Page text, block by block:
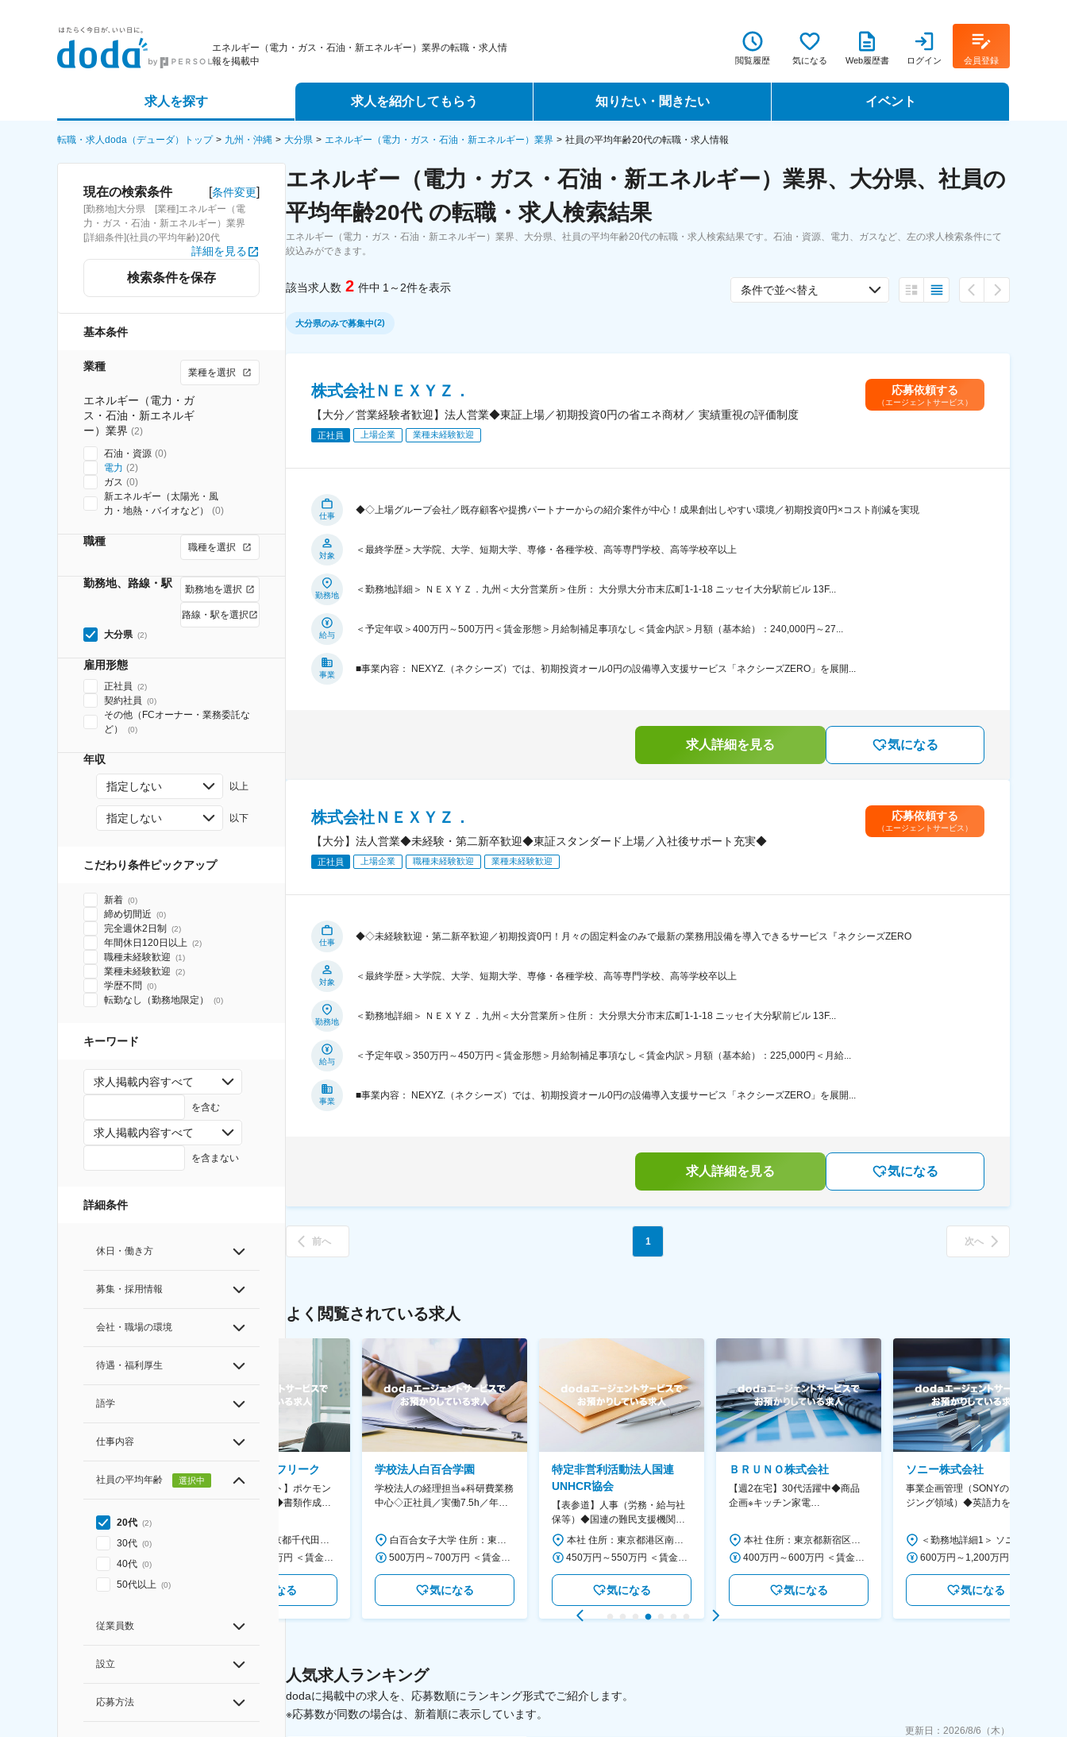
エネルギー（電力・ガス・石油・新エネルギー）業界の転職・求人情
報を掲載中
閲覧履歴 気になる Web履歴書 ログイン 会員登録
求人を探す
詳細条件から探す
求人特集から探す
求人を紹介してもらう
エージェントサービス
スカウトサービス
パートナーエージェントサービス
知りたい・聞きたい
転職ノウハウ
データで見る転職
コラム・インタビュー
イベント
転職フェア
転職・求人doda（デューダ）トップ 九州・沖縄 大分県 エネルギー（電力・ガス・石油・新エネルギー）業界 社員の平均年齢20代の転職・求人情報
現在の検索条件 [条件変更]
[勤務地]大分県 [業種]エネルギー（電
力・ガス・石油・新エネルギー）業界
[詳細条件](社員の平均年齢)20代
詳細を見る
検索条件を保存
基本条件
業種 業種を選択
エネルギー（電力・ガ
ス・石油・新エネルギ
ー）業界 (2)
石油・資源 (0)
電力 (2)
ガス (0)
新エネルギー（太陽光・風
力・地熱・バイオなど）
(0)
職種 職種を選択
勤務地、路線・駅 勤務地を選択
路線・駅を選択
大分県 (2)
雇用形態
正社員 (2)
契約社員 (0)
その他（FCオーナー・業務委託な
ど）
(0)
年収
指定しない 以上
指定しない 以下
こだわり条件ピックアップ
新着 (0)
締め切間近 (0)
完全週休2日制 (2)
年間休日120日以上 (2)
職種未経験歓迎 (1)
業種未経験歓迎 (2)
学歴不問 (0)
転勤なし（勤務地限定） (0)
キーワード
求人掲載内容すべて
を含む
求人掲載内容すべて
を含まない
詳細条件
休日・働き方
募集・採用情報
会社・職場の環境
待遇・福利厚生
語学
仕事内容
社員の平均年齢 選択中
20代 (2)
30代 (0)
40代 (0)
50代以上 (0)
従業員数
設立
応募方法
エネルギー（電力・ガス・石油・新エネルギー）業界、大分県、社員の
平均年齢20代 の転職・求人検索結果
エネルギー（電力・ガス・石油・新エネルギー）業界、大分県、社員の平均年齢20代の転職・求人検索結果です。石油・資源、電力、ガスなど、左の求人検索条件にて
絞込みができます。
該当求人数 2 件中 1～2件を表示 条件で並べ替え
大分県のみで募集中(2)
株式会社ＮＥＸＹＺ．
【大分／営業経験者歓迎】法人営業◆東証上場／初期投資0円の省エネ商材／ 実績重視の評価制度
正社員 上場企業 業種未経験歓迎
応募依頼する
（エージェントサービス）
仕事
◆◇上場グループ会社／既存顧客や提携パートナーからの紹介案件が中心！成果創出しやすい環境／初期投資0円×コスト削減を実現
対象
＜最終学歴＞大学院、大学、短期大学、専修・各種学校、高等専門学校、高等学校卒以上
勤務地
＜勤務地詳細＞ ＮＥＸＹＺ．九州＜大分営業所＞住所： 大分県大分市末広町1-1-18 ニッセイ大分駅前ビル 13F...
給与
＜予定年収＞400万円～500万円＜賃金形態＞月給制補足事項なし＜賃金内訳＞月額（基本給）：240,000円～27...
事業
■事業内容： NEXYZ.（ネクシーズ）では、初期投資オール0円の設備導入支援サービス「ネクシーズZERO」を展開...
求人詳細を見る 気になる
株式会社ＮＥＸＹＺ．
【大分】法人営業◆未経験・第二新卒歓迎◆東証スタンダード上場／入社後サポート充実◆
正社員 上場企業 職種未経験歓迎 業種未経験歓迎
応募依頼する
（エージェントサービス）
仕事
◆◇未経験歓迎・第二新卒歓迎／初期投資0円！月々の固定料金のみで最新の業務用設備を導入できるサービス『ネクシーズZERO
対象
＜最終学歴＞大学院、大学、短期大学、専修・各種学校、高等専門学校、高等学校卒以上
勤務地
＜勤務地詳細＞ ＮＥＸＹＺ．九州＜大分営業所＞住所： 大分県大分市末広町1-1-18 ニッセイ大分駅前ビル 13F...
給与
＜予定年収＞350万円～450万円＜賃金形態＞月給制補足事項なし＜賃金内訳＞月額（基本給）：225,000円＜月給...
事業
■事業内容： NEXYZ.（ネクシーズ）では、初期投資オール0円の設備導入支援サービス「ネクシーズZERO」を展開...
求人詳細を見る 気になる
前へ 1 次へ
よく閲覧されている求人
【横浜※一般職/転勤なし】庶
やDXに向けたシステム利用等～
AGC横浜テクニカルセンター 住所：神奈川県横浜市鶴見区末広町1-1 勤務地最寄駅：JR線／弁天橋駅 受動喫煙対策：敷地内喫煙可能場所あり 変更の範囲：無
気になる
株式会社ゲームフリーク
【庶務アシスタント】ポケモン
シリーズ開発企業◆書類作成・
気になる
学校法人白百合学園
学校法人の経理担当※科研費業務
中心◇正社員／実働7.5h／年休
気になる
特定非営利活動法人国連
UNHCR協会
【表参道】人事（労務・給与社
保等）◆国連の難民支援機関の
活動を支える日本公式支援窓口
◆正職員登用前提
気になる
ＢＲＵＮＯ株式会社
【週2在宅】30代活躍中◆商品
企画※キッチン家電
気になる
ソニー株式会社
事業企画管理（SONYのイメー
ジング領域）◆英語力を活か
気になる
人気求人ランキング
dodaに掲載中の求人を、応募数順にランキング形式でご紹介します。
※応募数が同数の場合は、新着順に表示しています。
更新日： 2026/8/6（木）